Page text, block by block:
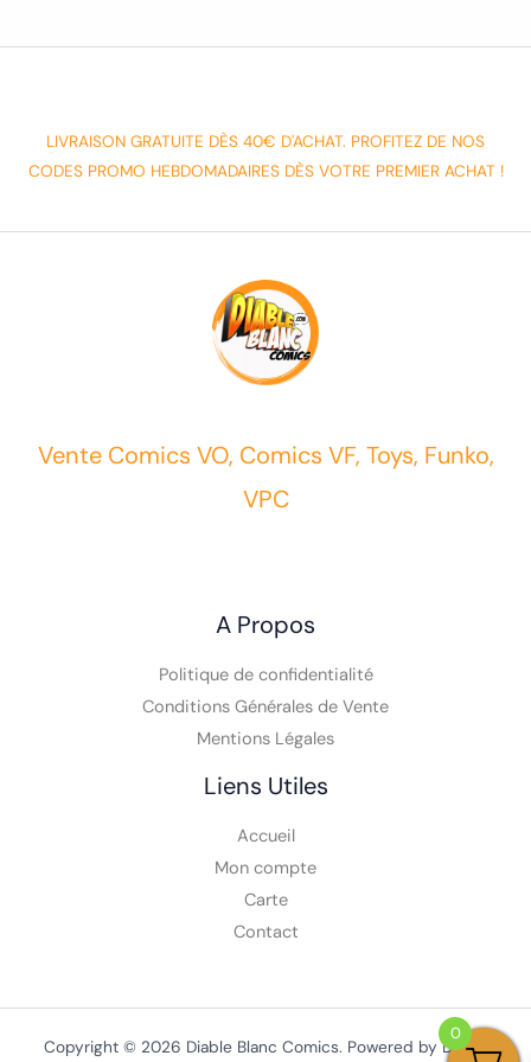
LIVRAISON GRATUITE DÈS 40€ D'ACHAT. PROFITEZ DE NOS
CODES PROMO HEBDOMADAIRES DÈS VOTRE PREMIER ACHAT !
Vente Comics VO, Comics VF, Toys, Funko,
VPC
A Propos
Politique de confidentialité
Conditions Générales de Vente
Mentions Légales
Liens Utiles
Accueil
Mon compte
Carte
Contact
Copyright © 2026 Diable Blanc Comics. Powered by Diable
0